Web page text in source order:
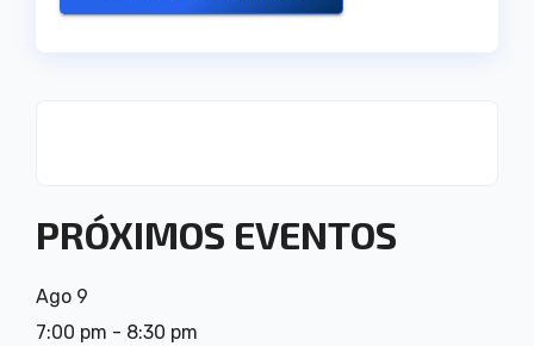
PRÓXIMOS EVENTOS
Ago 9
7:00 pm - 8:30 pm